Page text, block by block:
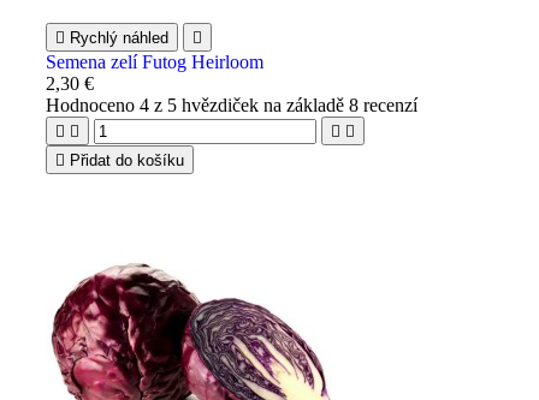
 Rychlý náhled 
Semena zelí Futog Heirloom
2,30 €
Hodnoceno4 z 5 hvězdiček na základě8 recenzí
   
 Přidat do košíku